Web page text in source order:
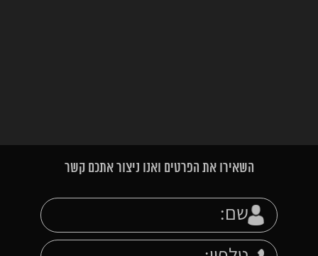
השאירו את הפרטים ואנו ניצור אתכם קשר